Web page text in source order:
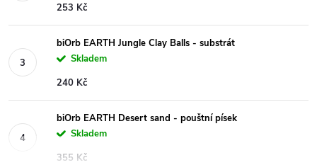
253 Kč
biOrb EARTH Jungle Clay Balls - substrát
Skladem
240 Kč
biOrb EARTH Desert sand - pouštní písek
Skladem
355 Kč